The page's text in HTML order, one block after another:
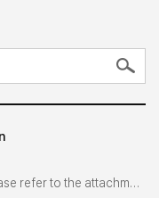
refer to the attachment.